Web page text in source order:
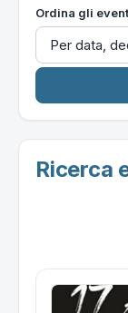
Ordina gli
Ricerca